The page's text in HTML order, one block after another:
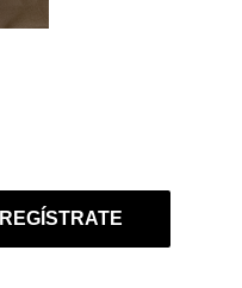
REGÍSTRATE